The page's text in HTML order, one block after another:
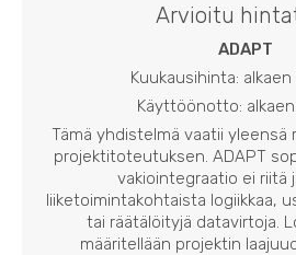
Arvioitu
ADAPT
Kuukausihinta:
Käyttöönotto:
Tämä yhdistelmä vaatii yleensä
projektitoteutuksen. ADAPT
vakiointegraatio ei riitä
liiketoimintakohtaista logiikkaa,
tai räätälöityjä datavirtoja.
määritellään projektin